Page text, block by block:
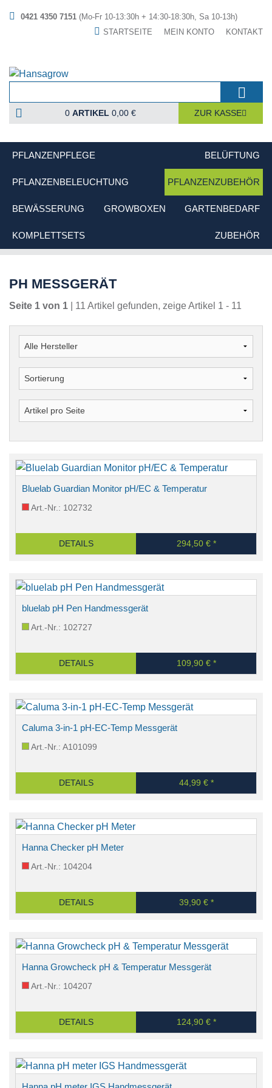
0421 4350 7151 (Mo-Fr 10-13:30h + 14:30-18:30h, Sa 10-13h)
STARTSEITE
MEIN KONTO KONTAKT
0 ARTIKEL 0,00 € ZUR KASSE
PFLANZENPFLEGE BELÜFTUNG
PFLANZENBELEUCHTUNG PFLANZENZUBEHÖR
BEWÄSSERUNG GROWBOXEN GARTENBEDARF
KOMPLETTSETS ZUBEHÖR
PH MESSGERÄT
Seite 1 von 1 | 11 Artikel gefunden, zeige Artikel 1 - 11
Bluelab Guardian Monitor pH/EC & Temperatur
Art.-Nr.: 102732
DETAILS 294,50 € *
bluelab pH Pen Handmessgerät
Art.-Nr.: 102727
DETAILS 109,90 € *
Caluma 3-in-1 pH-EC-Temp Messgerät
Art.-Nr.: A101099
DETAILS 44,99 € *
Hanna Checker pH Meter
Art.-Nr.: 104204
DETAILS 39,90 € *
Hanna Growcheck pH & Temperatur Messgerät
Art.-Nr.: 104207
DETAILS 124,90 € *